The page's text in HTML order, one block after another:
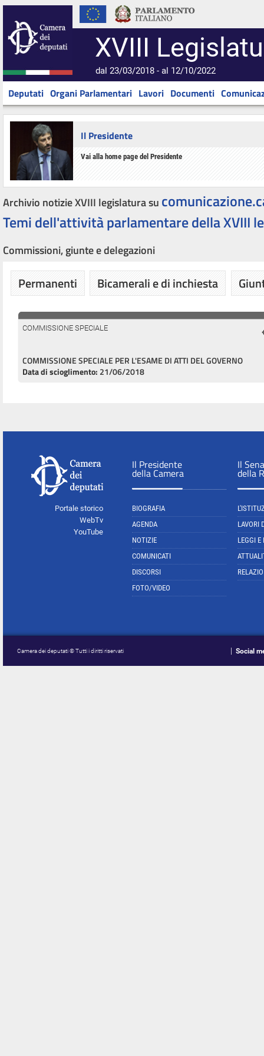
XVIII
dal 23/03/2018 - al 12/10/2022
Deputati Organi Parlamentari Lavori Documenti
Il Presidente
Vai alla home page del Presidente
Archivio notizie XVIII legislatura su
Temi dell'attività parlamentare della XVIII
Commissioni, giunte e delegazioni
Permanenti Bicamerali e di inchiesta
COMMISSIONE SPECIALE
COMMISSIONE SPECIALE PER L'ESAME DI ATTI DEL GOVERNO
Data di scioglimento: 21/06/2018
Portale storico
WebTv
YouTube
Il Presidente
della Camera
BIOGRAFIA
AGENDA
NOTIZIE
COMUNICATI
DISCORSI
FOTO/VIDEO
Il
della
LAVORI
LEGGI E
Camera dei deputati © Tutti i diritti riservati Social